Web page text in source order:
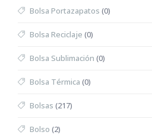
Bolsa Portazapatos (0)
Bolsa Reciclaje (0)
Bolsa Sublimación (0)
Bolsa Térmica (0)
Bolsas (217)
Bolso (2)